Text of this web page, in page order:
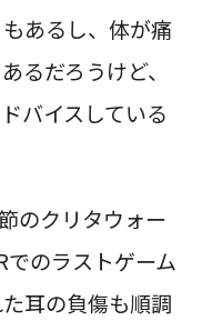
あるし、体が痛
るだろうけど、
バイスしている
のクリタウォー
でのラストゲーム
耳の負傷も順調